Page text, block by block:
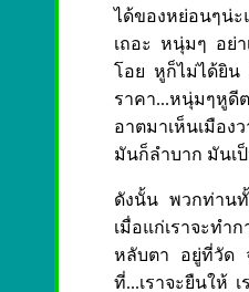
ได้ของหย่อนๆน่
เถอะ หนุ่มๆ อย่
โอย หูก็ไม่ได้ยิน
ราคา...หนุ่มๆหูดี
อาตมาเห็นเมือง
มันก็ลำบาก มันเ
ดังนั้น พวกท่านทั้
เมื่อแก่เราจะทำ
หลับตา อยู่ที่วัด
ที่...เราจะยืนให้ เ